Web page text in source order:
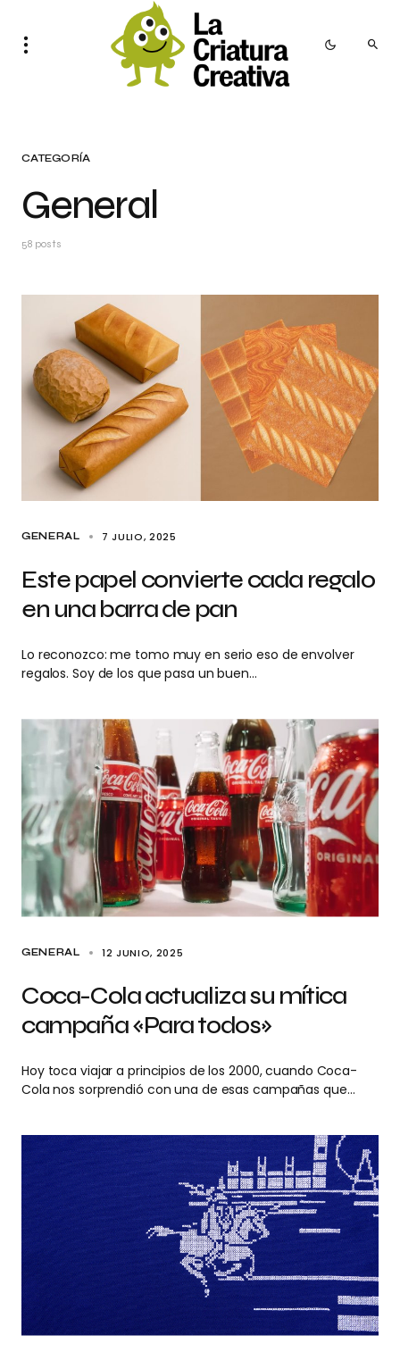
CATEGORÍA
General
58 posts
GENERAL 7 JULIO, 2025
Este papel convierte cada regalo
en una barra de pan
Lo reconozco: me tomo muy en serio eso de envolver
regalos. Soy de los que pasa un buen…
GENERAL 12 JUNIO, 2025
Coca-Cola actualiza su mítica
campaña «Para todos»
Hoy toca viajar a principios de los 2000, cuando Coca-
Cola nos sorprendió con una de esas campañas que…